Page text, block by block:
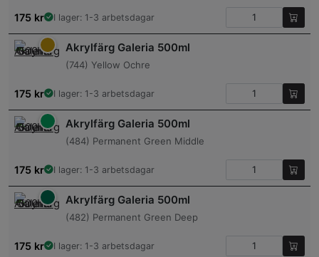
175 kr I lager: 1-3 arbetsdagar
Akrylfärg Galeria 500ml
(744) Yellow Ochre
175 kr I lager: 1-3 arbetsdagar
Akrylfärg Galeria 500ml
(484) Permanent Green Middle
175 kr I lager: 1-3 arbetsdagar
Akrylfärg Galeria 500ml
(482) Permanent Green Deep
175 kr I lager: 1-3 arbetsdagar